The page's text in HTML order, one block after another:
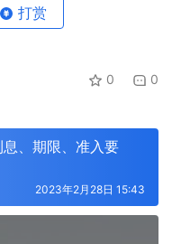
打赏
0 0
、期限、准入要
2023年2月28日 15:43